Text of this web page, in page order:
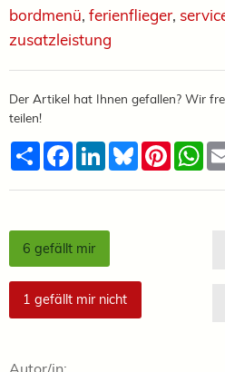
bordmenü, ferienflieger,
zusatzleistung
Der Artikel hat Ihnen gefallen? Wir
teilen!
TeilenFacebook
LinkedInBluesky
6 gefällt mir
1 gefällt mir nicht